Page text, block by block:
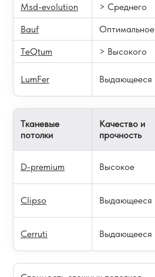
Msd-evolution
> Среднего
Bauf
Оптимальное
TeQtum
> Высокого
LumFer Выдающееся
Тканевые
потолки
Качество и
прочность
D-premium Высокое
Clipso Выдающееся
Cerruti Выдающееся